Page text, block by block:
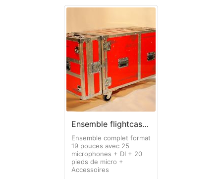
Ensemble flightcase 25 microphones + 20 pieds de micro
Ensemble complet format
19 pouces avec 25
microphones + DI + 20
pieds de micro +
Accessoires